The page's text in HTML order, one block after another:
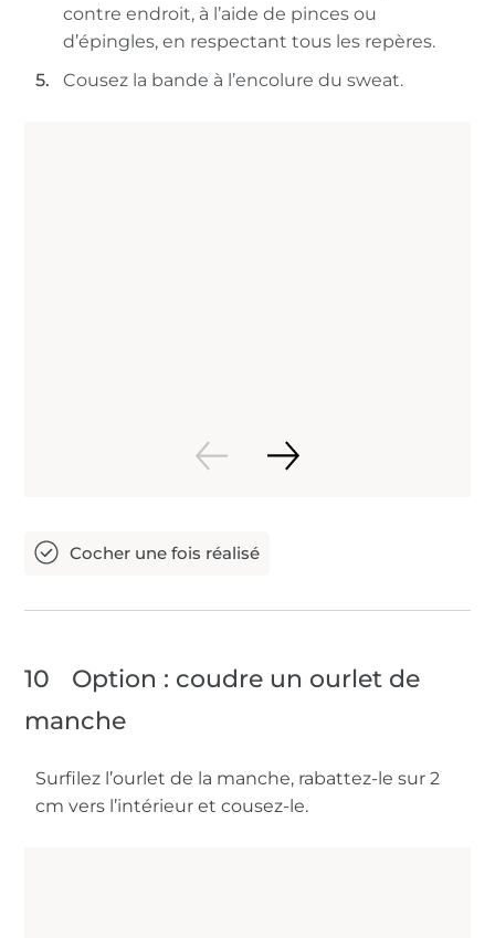
contre endroit, à l’aide de pinces ou
d’épingles, en respectant tous les repères.
Cousez la bande à l’encolure du sweat.
10
Option : coudre un ourlet de
manche
Surfilez l’ourlet de la manche, rabattez-le sur 2
cm vers l’intérieur et cousez-le.